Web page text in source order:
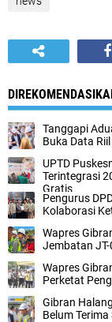
Tanggapi
Buka Data
UPTD
Terintegrasi
Gratis
Pengurus
Kolaborasi
Wapres
Jembatan
Wapres
Perketat
Gibran
Belum